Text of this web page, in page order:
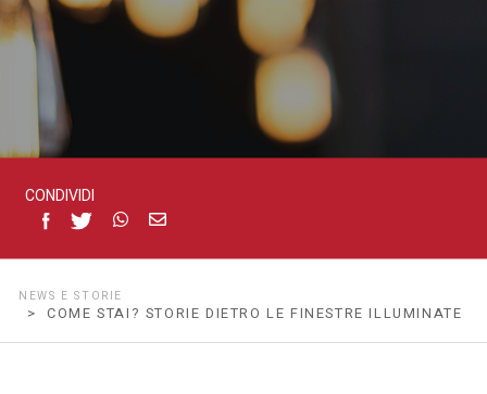
CONDIVIDI
NEWS E STORIE
> COME STAI? STORIE DIETRO LE FINESTRE ILLUMINATE